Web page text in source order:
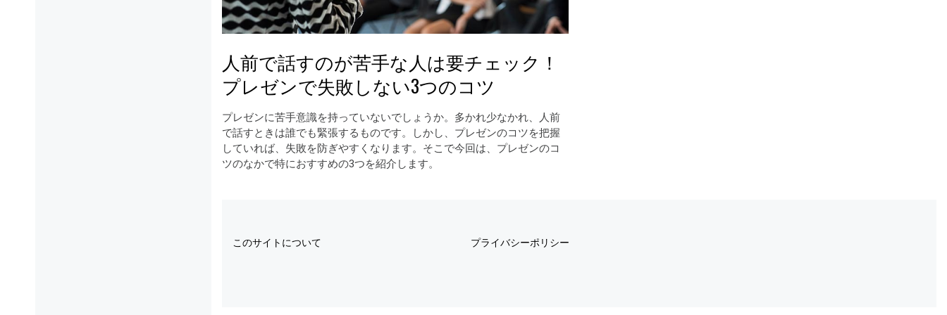
人前で話すのが苦手な人は要チェック！
プレゼンで失敗しない3つのコツ
プレゼンに苦手意識を持っていないでしょうか。多かれ少なかれ、人前
で話すときは誰でも緊張するものです。しかし、プレゼンのコツを把握
していれば、失敗を防ぎやすくなります。そこで今回は、プレゼンのコ
ツのなかで特におすすめの3つを紹介します。
このサイトについて プライバシーポリシー